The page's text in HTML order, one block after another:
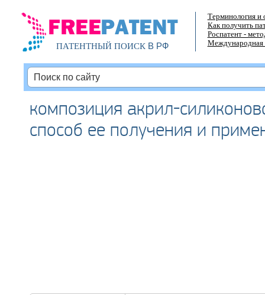
ПАТЕНТНЫЙ ПОИСКВ РФ
Терминология и
Как получить
Роспатент -
Международная
композиция акрил-
способ ее получения и